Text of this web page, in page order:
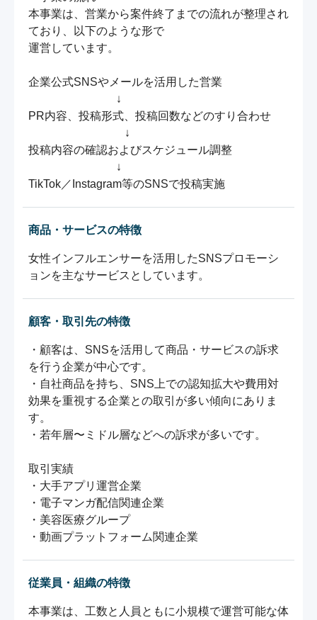
本事業は、営業から案件終了までの流れが整理され
ており、以下のような形で
運営しています。
企業公式SNSやメールを活用した営業
PR内容、投稿形式、投稿回数などのすり合わせ
↓
投稿内容の確認およびスケジュール調整
TikTok／Instagram等のSNSで投稿実施
商品・サービスの特徴
女性インフルエンサーを活用したSNSプロモーシ
ョンを主なサービスとしています。
顧客・取引先の特徴
・顧客は、SNSを活用して商品・サービスの訴求
を行う企業が中心です。
・自社商品を持ち、SNS上での認知拡大や費用対
効果を重視する企業との取引が多い傾向にありま
す。
・若年層〜ミドル層などへの訴求が多いです。
取引実績
・大手アプリ運営企業
・電子マンガ配信関連企業
・美容医療グループ
・動画プラットフォーム関連企業
従業員・組織の特徴
本事業は、工数と人員ともに小規模で運営可能な体